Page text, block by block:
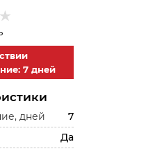
7 дней
дней
7
Да